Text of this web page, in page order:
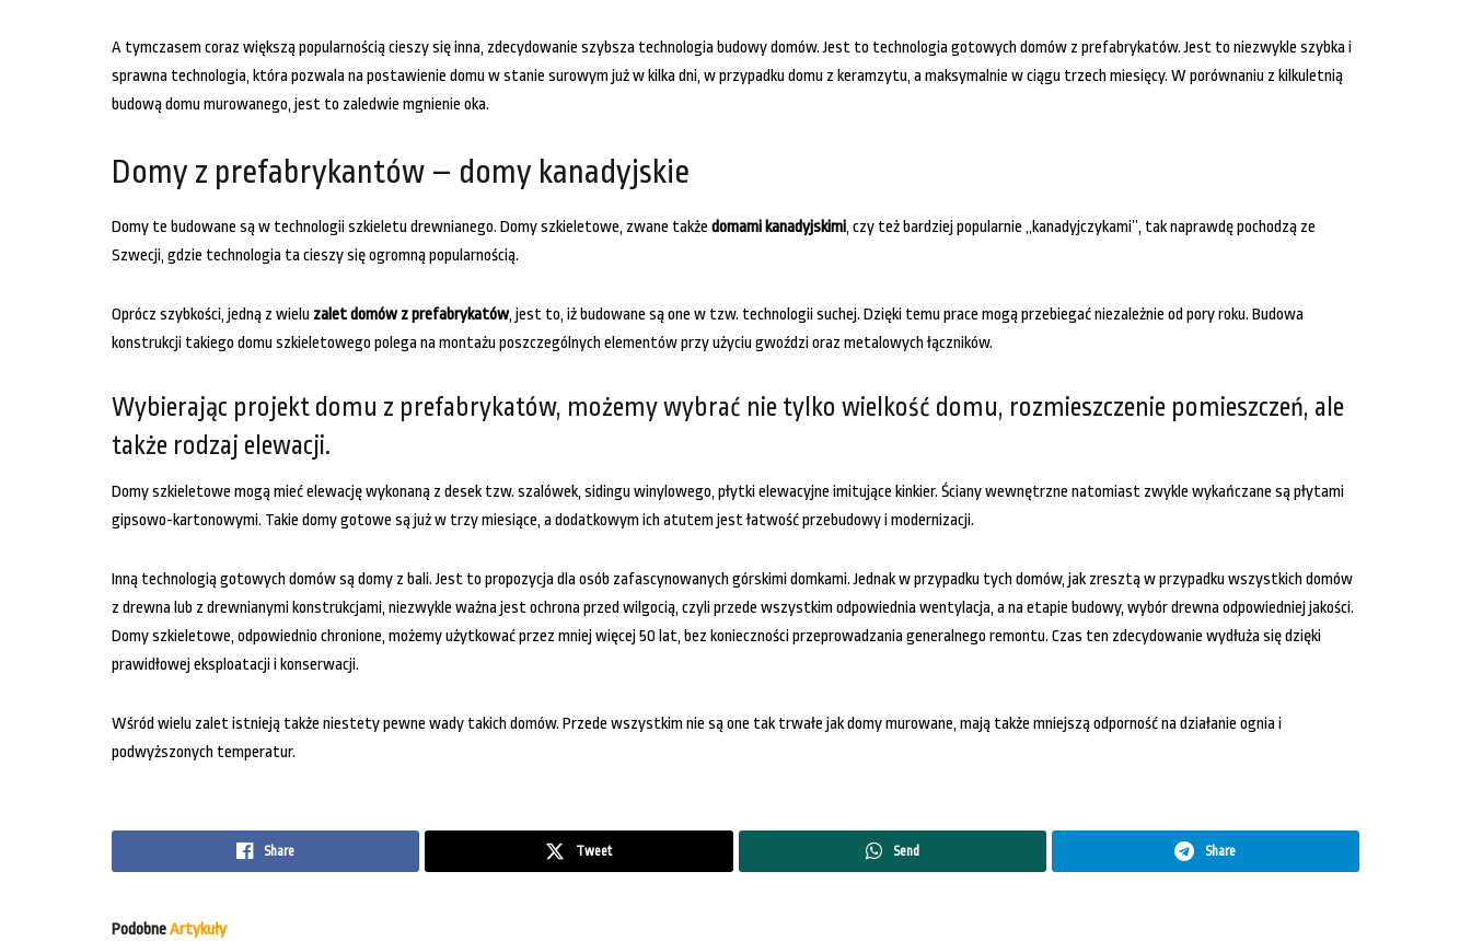
A tymczasem coraz większą popularnością cieszy się inna, zdecydowanie szybsza technologia budowy domów.Jest to technologia gotowych domów z prefabrykatów. Jest to niezwykle szybka i
sprawna technologia, która pozwala na postawienie domu w stanie surowym już w kilka dni, w przypadku domu z keramzytu, a maksymalnie w ciągu trzech miesięcy. W porównaniu z kilkuletnią
budową domu murowanego, jest to zaledwie mgnienie oka.
Domy z prefabrykantów – domy kanadyjskie
Domy te budowane są w technologii szkieletu drewnianego. Domy szkieletowe, zwane także domami kanadyjskimi, czy też bardziej popularnie „kanadyjczykami”, tak naprawdę pochodzą ze
Szwecji, gdzie technologia ta cieszy się ogromną popularnością.
Oprócz szybkości, jedną z wielu zalet domów z prefabrykatów, jest to, iż budowane są one w tzw. technologii suchej. Dzięki temu prace mogą przebiegać niezależnie od pory roku. Budowa
konstrukcji takiego domu szkieletowego polega na montażu poszczególnych elementów przy użyciu gwoździ oraz metalowych łączników.
Wybierając projekt domu z prefabrykatów, możemy wybrać nie tylko wielkość domu, rozmieszczenie pomieszczeń, ale
także rodzaj elewacji.
Domy szkieletowe mogą mieć elewację wykonaną z desek tzw. szalówek, sidingu winylowego, płytki elewacyjne imitujące kinkier. Ściany wewnętrzne natomiast zwykle wykańczane są płytami
gipsowo-kartonowymi. Takie domy gotowe są już w trzy miesiące, a dodatkowym ich atutem jest łatwość przebudowy i modernizacji.
Inną technologią gotowych domów są domy z bali. Jest to propozycja dla osób zafascynowanych górskimi domkami. Jednak w przypadku tych domów, jak zresztą w przypadku wszystkich domów
z drewna lub z drewnianymi konstrukcjami, niezwykle ważna jest ochrona przed wilgocią, czyli przede wszystkim odpowiednia wentylacja, a na etapie budowy, wybór drewna odpowiedniej jakości.
Domy szkieletowe, odpowiednio chronione, możemy użytkować przez mniej więcej 50 lat, bez konieczności przeprowadzania generalnego remontu. Czas ten zdecydowanie wydłuża się dzięki
prawidłowej eksploatacji i konserwacji.
Wśród wielu zalet istnieją także niestety pewne wady takich domów. Przede wszystkim nie są one tak trwałe jak domy murowane, mają także mniejszą odporność na działanie ognia i
podwyższonych temperatur.
Share Tweet Send Share
PodobneArtykuły